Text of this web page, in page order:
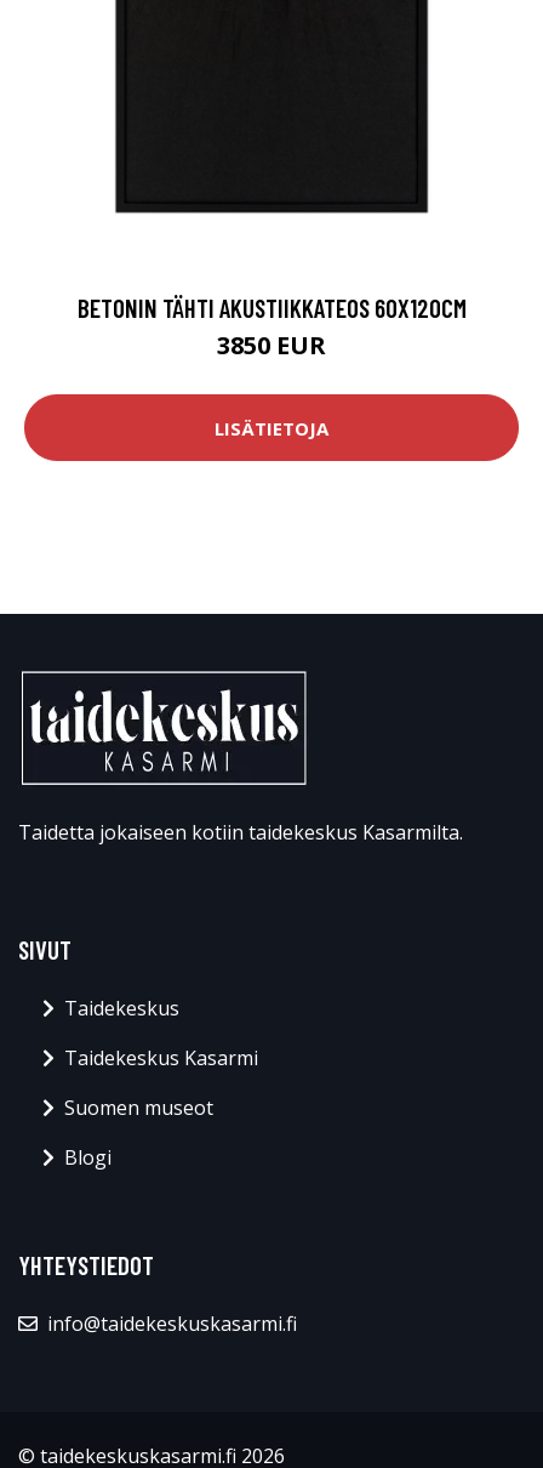
BETONIN TÄHTI AKUSTIIKKATEOS 60X120CM
3850 EUR
LISÄTIETOJA
Taidetta jokaiseen kotiin taidekeskus Kasarmilta.
SIVUT
Taidekeskus
Taidekeskus Kasarmi
Suomen museot
Blogi
YHTEYSTIEDOT
info@taidekeskuskasarmi.fi
© taidekeskuskasarmi.fi 2026